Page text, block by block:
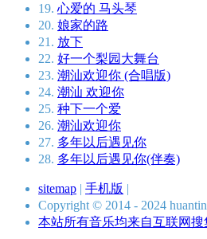
19. 心爱的 马头琴
20. 娘家的路
21. 放下
22. 好一个梨园大舞台
23. 潮汕欢迎你 (合唱版)
24. 潮汕 欢迎你
25. 种下一个爱
26. 潮汕欢迎你
27. 多年以后遇见你
28. 多年以后遇见你(伴奏)
sitemap | 手机版 |
Copyright © 2014 - 2024
本站所有音乐均来自互联网